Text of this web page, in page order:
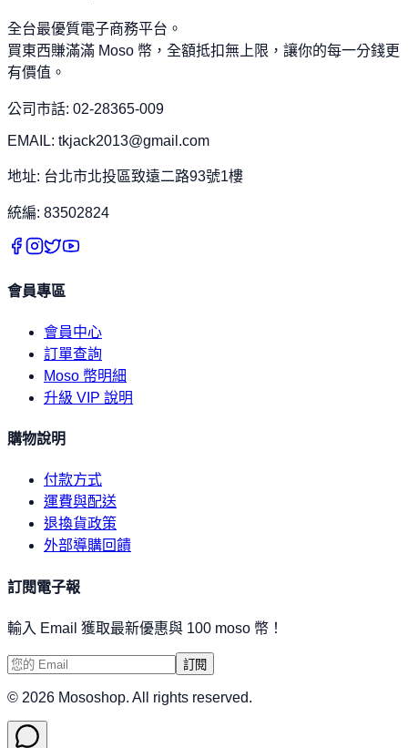
全台最優質電子商務平台。
買東西賺滿滿 Moso 幣，全額抵扣無上限，讓你的每一分錢更
有價值。
公司市話: 02-28365-009
EMAIL: tkjack2013@gmail.com
地址: 台北市北投區致遠二路93號1樓
統編: 83502824
會員專區
會員中心
訂單查詢
Moso 幣明細
升級 VIP 說明
購物說明
付款方式
運費與配送
退換貨政策
外部導購回饋
訂閱電子報
輸入 Email 獲取最新優惠與 100 moso 幣！
訂閱
© 2026 Mososhop. All rights reserved.